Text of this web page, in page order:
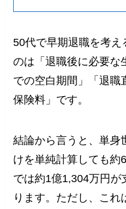
50代で早期退職を考
のは「退職後に必要な
での空白期間」「退職
保険料」です。
結論から言うと、単身
けを単純計算しても約
では約1億1,304万円が
ります。ただし、これ